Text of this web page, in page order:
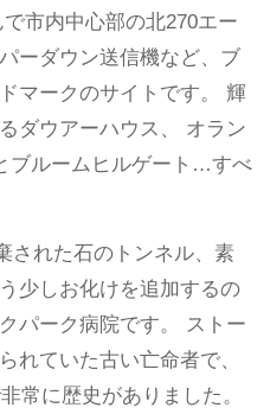
市内中心部の北270エー
ーダウン送信機など、ブ
マークのサイトです。 輝
ダウアーハウス、 オラン
ブルームヒルゲート…すべ
された石のトンネル、素
少しお化けを追加するの
パーク病院です。 ストー
れていた古い亡命者で、
常に歴史がありました。